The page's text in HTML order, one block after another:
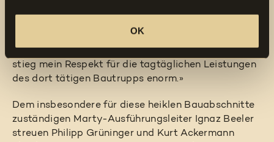
OK
Mal, wenn ich für meine Messungen in dem feuchten,
rutschigen Graben in so steilem Gelände stand,
stieg mein Respekt für die tagtäglichen Leistungen
des dort tätigen Bautrupps enorm.»
Dem insbesondere für diese heiklen Bauabschnitte
zuständigen Marty-Ausführungsleiter Ignaz Beeler
streuen Philipp Grüninger und Kurt Ackermann